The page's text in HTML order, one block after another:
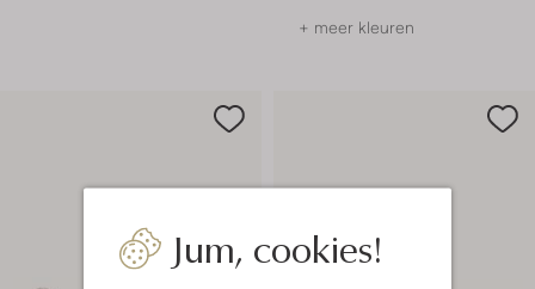
Jum, cookies!
+ meer kleuren